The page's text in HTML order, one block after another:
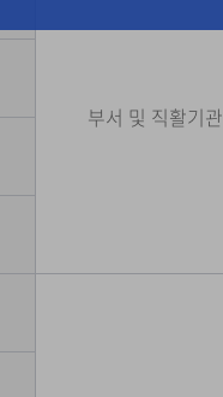
부서 및 직활기관